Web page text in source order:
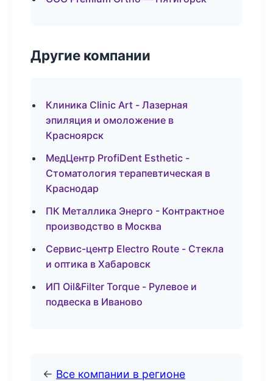
Другие компании
Клиника Clinic Art - Лазерная
эпиляция и омоложение в
Красноярск
МедЦентр ProfiDent Esthetic -
Стоматология терапевтическая в
Краснодар
ПК Металлика Энерго - Контрактное
производство в Москва
Сервис-центр Electro Route - Стекла
и оптика в Хабаровск
ИП Oil&Filter Torque - Рулевое и
подвеска в Иваново
← Все компании в регионе